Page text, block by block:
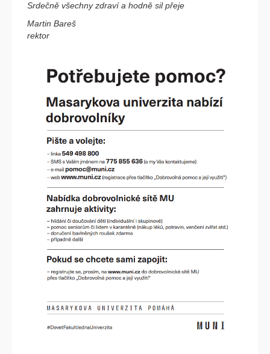
Srdečně všechny zdraví a hodně sil přeje
Martin Bareš
rektor